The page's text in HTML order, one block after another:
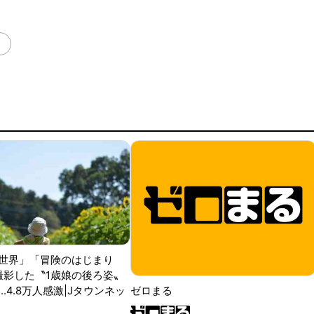
界」「冒険のはじまり
した〝1歳娘の後ろ姿〟
万人感激|Jタウンネッ ゼロまる